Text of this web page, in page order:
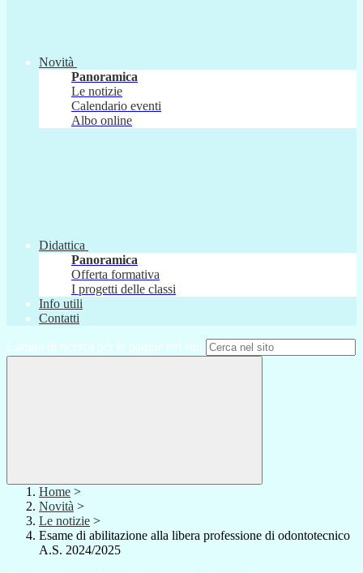
Novità
Panoramica
Le notizie
Calendario eventi
Albo online
Didattica
Panoramica
Offerta formativa
I progetti delle classi
Info utili
Contatti
Campo di ricerca per le pagine del sito
Home >
Novità >
Le notizie >
Esame di abilitazione alla libera professione di odontotecnico
A.S. 2024/2025